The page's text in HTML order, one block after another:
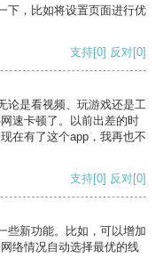
下，比如将设置页面进行优
支持[0] 反对[0]
论是看视频、玩游戏还是工
速卡顿了。以前出差的时
在有了这个app，我再也不
支持[0] 反对[0]
些新功能。比如，可以增加
络情况自动选择最优的线